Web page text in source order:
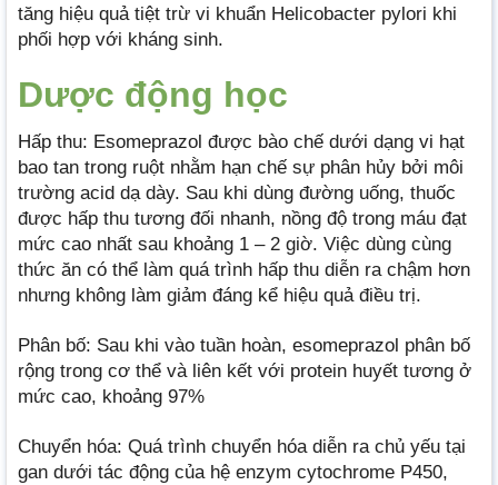
tăng hiệu quả tiệt trừ vi khuẩn Helicobacter pylori khi
phối hợp với kháng sinh.
Dược động học
Hấp thu: Esomeprazol được bào chế dưới dạng vi hạt
bao tan trong ruột nhằm hạn chế sự phân hủy bởi môi
trường acid dạ dày. Sau khi dùng đường uống, thuốc
được hấp thu tương đối nhanh, nồng độ trong máu đạt
mức cao nhất sau khoảng 1 – 2 giờ. Việc dùng cùng
thức ăn có thể làm quá trình hấp thu diễn ra chậm hơn
nhưng không làm giảm đáng kể hiệu quả điều trị.
Phân bố: Sau khi vào tuần hoàn, esomeprazol phân bố
rộng trong cơ thể và liên kết với protein huyết tương ở
mức cao, khoảng 97%
Chuyển hóa: Quá trình chuyển hóa diễn ra chủ yếu tại
gan dưới tác động của hệ enzym cytochrome P450,